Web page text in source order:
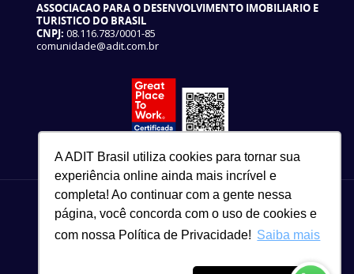
A ADIT Brasil utiliza cookies para tornar sua
experiência online ainda mais incrível e
completa! Ao continuar com a gente nessa
página, você concorda com o uso de cookies e
com nossa Política de Privacidade! Saiba mais
ASSOCIACAO PARA O DESENVOLVIMENTO IMOBILIARIO E
TURISTICO DO BRASIL
CNPJ: 08.116.783/0001-85
comunidade@adit.com.br